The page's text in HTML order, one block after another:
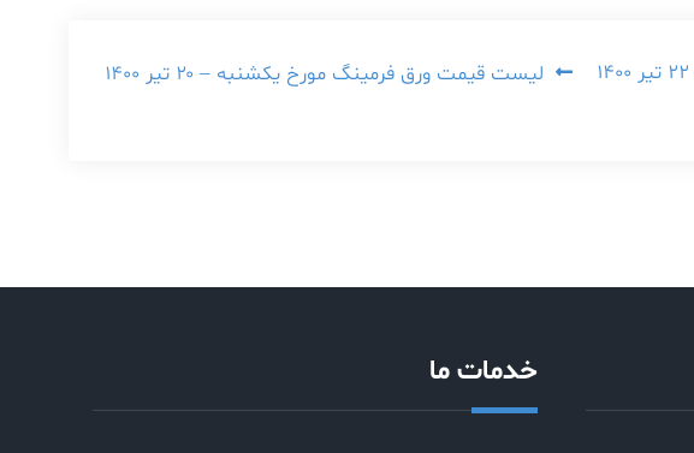
لیست قیمت ورق فرمینگ مورخ یکشنبه – ۲۰ تیر ۱۴۰۰
خدمات ما